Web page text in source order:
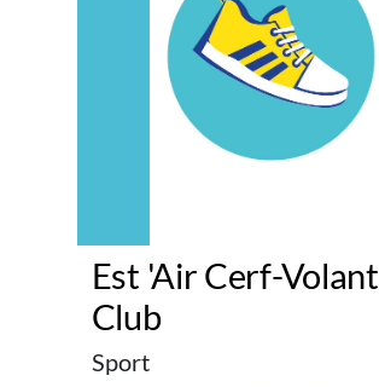
Est 'Air Cerf-Volant
Club
Sport